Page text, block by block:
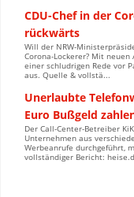
CDU-Chef in der
rückwärts
Will der NRW-
Corona-Lockerer? Mit
einer schludrigen Rede vor
aus. Quelle & vollstä...
Unerlaubte
Euro Bußgeld
Der Call-Center-Betreiber
Unternehmen aus
Werbeanrufe durchgeführt,
vollständiger Bericht: